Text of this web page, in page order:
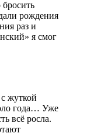
рождения
раз и
я смог
жуткой
года… Уже
всё росла.